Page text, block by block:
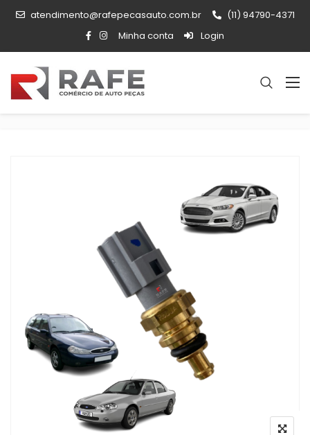
atendimento@rafepecasauto.com.br
(11) 94790-4371
Minha conta
Login